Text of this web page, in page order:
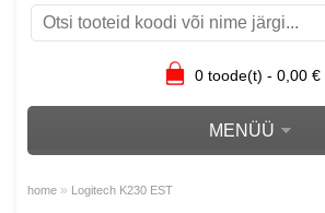
0toode(t) - 0,00€
MENÜÜ
home » Logitech K230 EST